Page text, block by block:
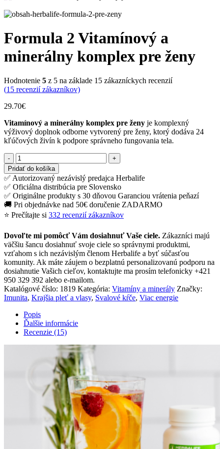
Formula 2 Vitamínový a
minerálny komplex pre ženy
Hodnotenie 5 z 5 na základe 15 zákazníckych recenzií
(15 recenzií zákazníkov)
29.70€
Vitamínový a minerálny komplex pre ženy je komplexný
výživový doplnok odborne vytvorený pre ženy, ktorý dodáva 24
kľúčových živín k podpore správneho fungovania tela.
množstvo
Formula
2
Vitamínový
a
minerálny
komplex
pre
Pridať do košíka
✅ Autorizovaný nezávislý predajca Herbalife
✅ Oficiálna distribúcia pre Slovensko
✅ Originálne produkty s 30 dňovou Garanciou vrátenia peňazí
🚚 Pri objednávke nad 50€ doručenie ZADARMO
⭐ Prečítajte si 332 recenzií zákazníkov
Dovoľte mi pomôcť Vám dosiahnuť Vaše ciele. Zákazníci majú
väčšiu šancu dosiahnuť svoje ciele so správnymi produktmi,
vzťahom s ich nezávislým členom Herbalife a byť súčasťou
komunity. Ak máte záujem o bezplatnú personalizovanú podporu na
dosiahnutie Vašich cieľov, kontaktujte ma prosím telefonicky +421
950 329 392 alebo e-mailom.
Katalógové číslo: 1819 Kategória: Vitamíny a minerály Značky:
Imunita, Krajšia pleť a vlasy, Svalové kŕče, Viac energie
Popis
Ďalšie informácie
Recenzie (15)